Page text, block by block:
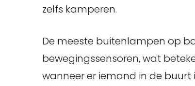
zelfs kamperen.
De meeste buitenlampen op
bewegingssensoren, wat
wanneer er iemand in de buurt